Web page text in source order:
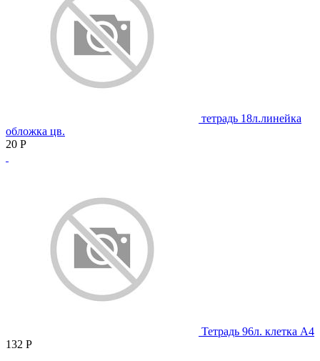
тетрадь 18л.линейка
обложка цв.
20 Р
Тетрадь 96л. клетка А4
132 Р